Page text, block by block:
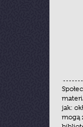
jak:
mogą